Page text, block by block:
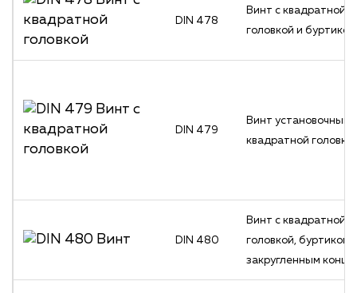
DIN 478
Винт с квадратной
головкой и буртиком
DIN 479
Винт установочный с
квадратной
DIN 480
Винт с квадратной
головкой, буртиком
закругленным